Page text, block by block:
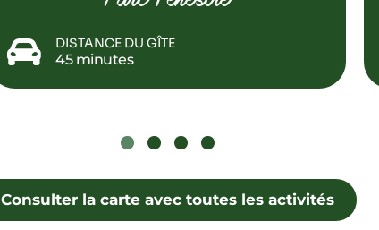
DISTANCE DU GÎTE
45 minutes
3 4
Consulter la carte avec toutes les activités